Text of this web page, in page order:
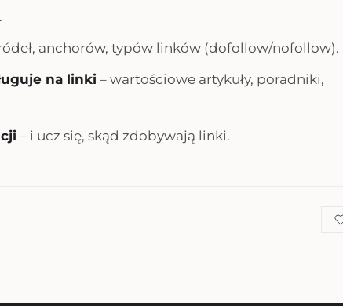
anchorów, typów linków (dofollow/nofollow).
na linki – wartościowe artykuły, poradniki,
– i ucz się, skąd zdobywają linki.